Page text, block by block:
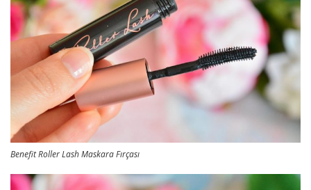
Benefit Roller Lash Maskara Fırçası